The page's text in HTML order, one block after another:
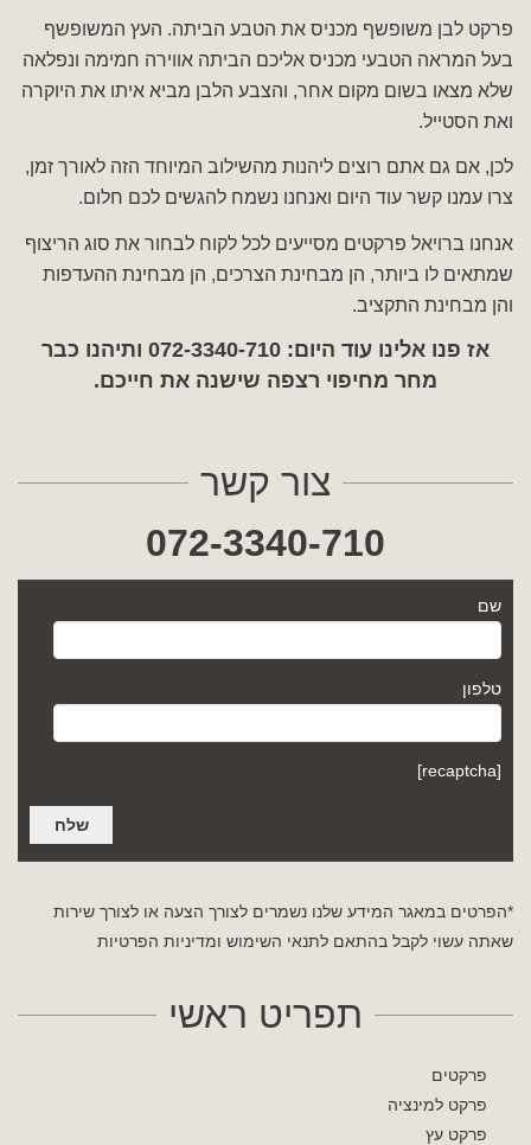
פרקט לבן משופשף מכניס את הטבע הביתה. העץ המשופשף
בעל המראה הטבעי מכניס אליכם הביתה אווירה חמימה ונפלאה
שלא מצאו בשום מקום אחר, והצבע הלבן מביא איתו את היוקרה
ואת הסטייל.
לכן, אם גם אתם רוצים ליהנות מהשילוב המיוחד הזה לאורך זמן,
צרו עמנו קשר עוד היום ואנחנו נשמח להגשים לכם חלום.
אנחנו ברויאל פרקטים מסייעים לכל לקוח לבחור את סוג הריצוף
שמתאים לו ביותר, הן מבחינת הצרכים, הן מבחינת ההעדפות
והן מבחינת התקציב.
אז פנו אלינו עוד היום: 072-3340-710 ותיהנו כבר
מחר מחיפוי רצפה שישנה את חייכם.
צור קשר
072-3340-710
שם
טלפון
[recaptcha]
*הפרטים במאגר המידע שלנו נשמרים לצורך הצעה או לצורך שירות
שאתה עשוי לקבל בהתאם לתנאי השימוש ומדיניות הפרטיות
תפריט ראשי
פרקטים
פרקט למינציה
פרקט עץ